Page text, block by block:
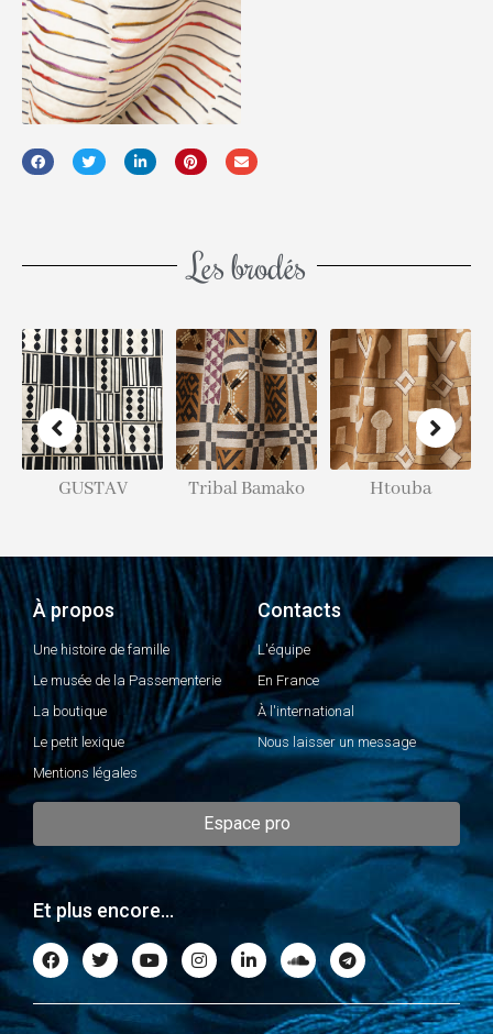
Les brodés
Tribal Bamako Htouba
Amazonian
À propos
Une histoire de famille
Le musée de la Passementerie
La boutique
Le petit lexique
Mentions légales
Contacts
L'équipe
En France
À l'international
Nous laisser un message
Espace pro
Et plus encore...